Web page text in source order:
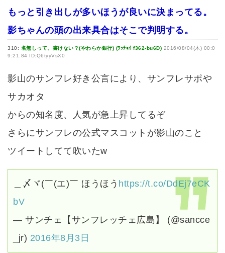
もっと引き出しが多いほうが良いに決まってる。
影ちゃんの頭の出来具合はそこで判明する。
310: 名無しって、書けない？(やわらか銀行) (ﾜｯﾁｮｲ f362-bu6D) 2016/08/04(木) 00:0
9:21.84 ID:Q6tyyVsX0
影山のサンフレ好き公言により、サンフレサポや
サカオタ
からの知名度、人気が急上昇してるぞ
さらにサンフレの公式マスコットが影山のこと
ツイートしてて吹いたw
＿〆ヾ(￣(エ)￣ ほうほう https://t.co/DdEj7eCK
bV
— サンチェ【サンフレッチェ広島】 (@sancce
_jr) 2016年8月3日